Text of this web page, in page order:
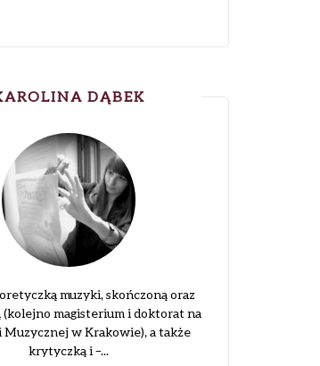
DĄBEK
muzyki, skończoną oraz
(kolejno magisterium i doktorat na
Muzycznej w Krakowie), a także
krytyczką i –...